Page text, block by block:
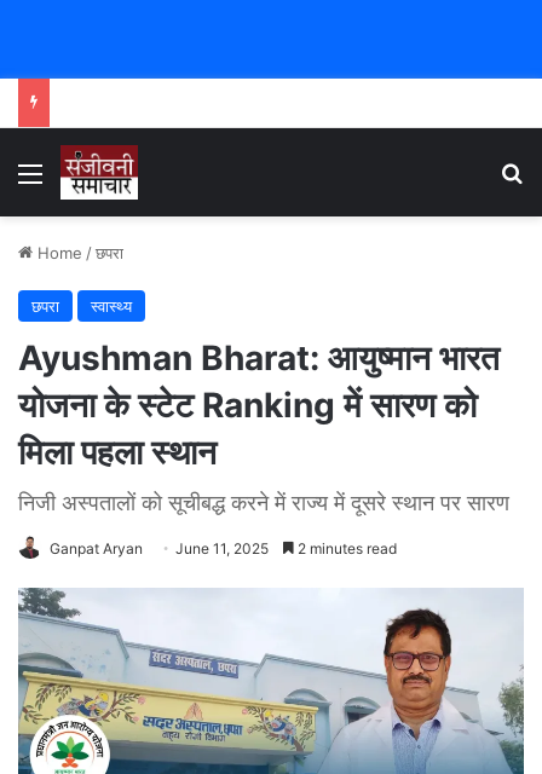
Menu
Home /छपरा
छपरा स्वास्थ्य
Ayushman Bharat: आयुष्मान भारत
योजना के स्टेट Ranking में सारण को
मिला पहला स्थान
निजी अस्पतालों को सूचीबद्ध करने में राज्य में दूसरे स्थान पर सारण
Ganpat Aryan June 11, 2025 2 minutes read